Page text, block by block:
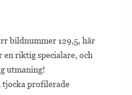
bildnummer 129,5, här
en riktig specialare, och
utmaning!
tjocka profilerade